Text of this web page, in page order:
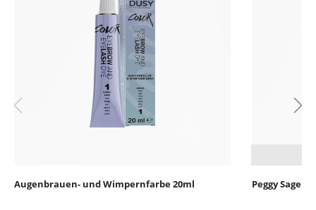
Augenbrauen- und Wimpernfarbe 20ml Peggy Sage